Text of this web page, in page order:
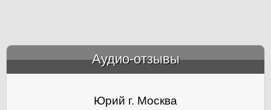
Аудио-отзывы
Юрий г. Москва